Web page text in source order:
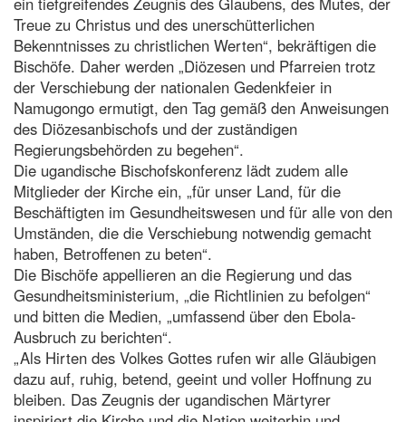
Treue zu Christus und des unerschütterlichen
Bekenntnisses zu christlichen Werten“, bekräftigen die
Bischöfe. Daher werden „Diözesen und Pfarreien trotz
der Verschiebung der nationalen Gedenkfeier in
Namugongo ermutigt, den Tag gemäß den Anweisungen
des Diözesanbischofs und der zuständigen
Regierungsbehörden zu begehen“.
Die ugandische Bischofskonferenz lädt zudem alle
Mitglieder der Kirche ein, „für unser Land, für die
Beschäftigten im Gesundheitswesen und für alle von den
Umständen, die die Verschiebung notwendig gemacht
haben, Betroffenen zu beten“.
Die Bischöfe appellieren an die Regierung und das
Gesundheitsministerium, „die Richtlinien zu befolgen“
und bitten die Medien, „umfassend über den Ebola-
Ausbruch zu berichten“.
„Als Hirten des Volkes Gottes rufen wir alle Gläubigen
dazu auf, ruhig, betend, geeint und voller Hoffnung zu
bleiben. Das Zeugnis der ugandischen Märtyrer